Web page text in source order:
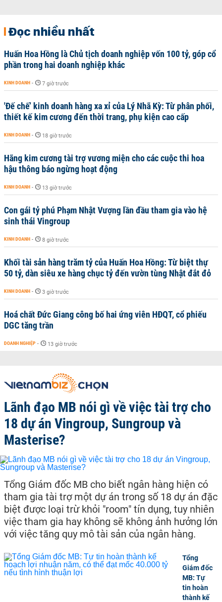
Đọc nhiều nhất
Huấn Hoa Hồng là Chủ tịch doanh nghiệp vốn 100 tỷ, góp cổ
phần trong hai doanh nghiệp khác
KINH DOANH - 7 giờ trước
'Đế chế’ kinh doanh hàng xa xỉ của Lý Nhã Kỳ: Từ phân phối,
thiết kế kim cương đến thời trang, phụ kiện cao cấp
KINH DOANH - 18 giờ trước
Hãng kim cương tài trợ vương miện cho các cuộc thi hoa
hậu thông báo ngừng hoạt động
KINH DOANH - 13 giờ trước
Con gái tỷ phú Phạm Nhật Vượng lần đầu tham gia vào hệ
sinh thái Vingroup
KINH DOANH - 8 giờ trước
Khối tài sản hàng trăm tỷ của Huấn Hoa Hồng: Từ biệt thự
50 tỷ, dàn siêu xe hàng chục tỷ đến vườn tùng Nhật đắt đỏ
KINH DOANH - 3 giờ trước
Hoá chất Đức Giang công bố hai ứng viên HĐQT, cổ phiếu
DGC tăng trần
DOANH NGHIỆP - 13 giờ trước
Lãnh đạo MB nói gì về việc tài trợ cho
18 dự án Vingroup, Sungroup và
Masterise?
Tổng Giám đốc MB cho biết ngân hàng hiện có
tham gia tài trợ một dự án trong số 18 dự án đặc
biệt được loại trừ khỏi "room" tín dụng, tuy nhiên
việc tham gia hay không sẽ không ảnh hưởng lớn
với việc tăng quy mô tài sản của ngân hàng.
Tổng
Giám đốc
MB: Tự
tin hoàn
thành kế